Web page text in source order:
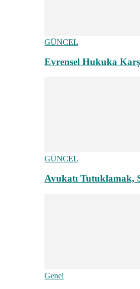
GÜNCEL
Evrensel Hukuka
GÜNCEL
Avukatı Tutuklamak,
Genel